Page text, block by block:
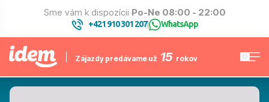
Sme vám k dispozícii Po-Ne 08:00 - 22:00
+421 910 301 207| WhatsApp
Zájazdy predávame už 15 rokov